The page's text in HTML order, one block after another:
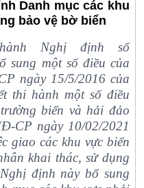
Danh mục các khu
bảo vệ bờ biển
Nghị định số
sung một số điều của
ngày 15/5/2016 của
thi hành một số điều
biển và hải đảo
CP ngày 10/02/2021
giao các khu vực biển
khai thác, sử dụng
định này bổ sung